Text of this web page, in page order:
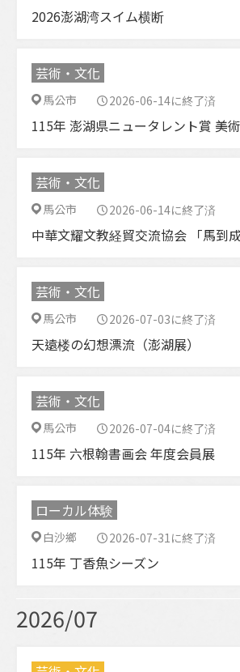
2026澎湖湾スイム横断
芸術・文化
馬公市 2026-06-14に終了済
芸術・文化
馬公市 2026-06-14に終了済
芸術・文化
馬公市 2026-07-03に終了済
天遠楼の幻想漂流（澎湖展）
芸術・文化
馬公市 2026-07-04に終了済
115年 六根翰書画会 年度会員展
ローカル体験
白沙鄉 2026-07-31に終了済
115年 丁香魚シーズン
2026/07